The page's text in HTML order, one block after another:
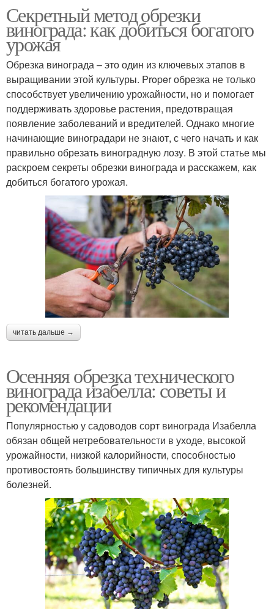
Секретный метод обрезки
винограда: как добиться богатого
урожая
Обрезка винограда – это один из ключевых этапов в
выращивании этой культуры. Proper обрезка не только
способствует увеличению урожайности, но и помогает
поддерживать здоровье растения, предотвращая
появление заболеваний и вредителей. Однако многие
начинающие виноградари не знают, с чего начать и как
правильно обрезать виноградную лозу. В этой статье мы
раскроем секреты обрезки винограда и расскажем, как
добиться богатого урожая.
читать дальше →
Осенняя обрезка технического
винограда изабелла: советы и
рекомендации
Популярностью у садоводов сорт винограда Изабелла
обязан общей нетребовательности в уходе, высокой
урожайности, низкой калорийности, способностью
противостоять большинству типичных для культуры
болезней.